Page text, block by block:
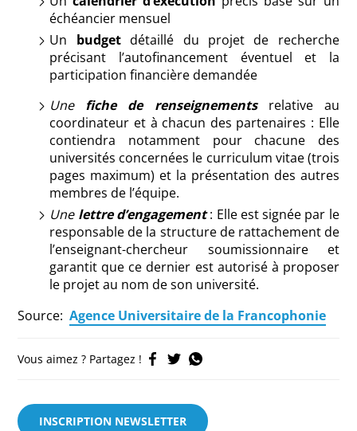
échéancier mensuel
Un budgetdétaillé du projet de recherche
précisant l’autofinancement éventuel et la
participation financière demandée
Une fiche de renseignementsrelative au
coordinateur et à chacun des partenaires : Elle
contiendra notamment pour chacune des
universités concernées le curriculum vitae (trois
pages maximum) et la présentation des autres
membres de l’équipe.
Une lettre d’engagement : Elle est signée par le
responsable de la structure de rattachement de
l’enseignant-chercheur soumissionnaire et
garantit que ce dernier est autorisé à proposer
le projet au nom de son université.
Source:Agence Universitaire de la Francophonie
Vous aimez ? Partagez !
INSCRIPTION NEWSLETTER